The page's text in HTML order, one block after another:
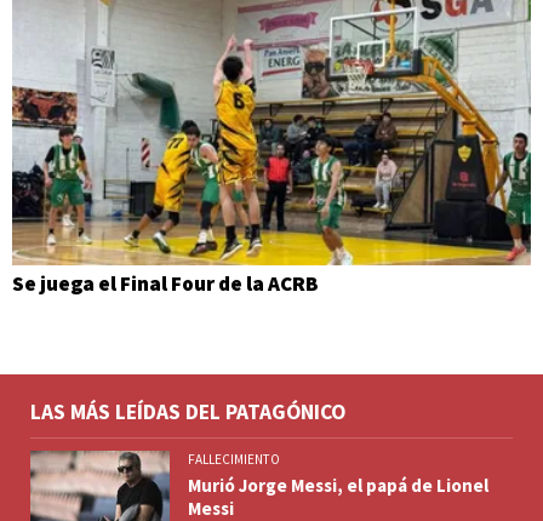
Se juega el Final Four de la ACRB
LAS MÁS LEÍDAS DEL PATAGÓNICO
FALLECIMIENTO
Murió Jorge Messi, el papá de Lionel
Messi